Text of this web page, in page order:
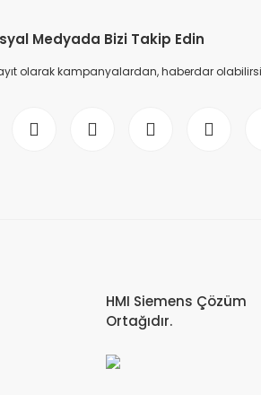
Medyada Bizi Takip Edin
olarak kampanyalardan, haberdar
HMI Siemens Çözüm
Ortağıdır.